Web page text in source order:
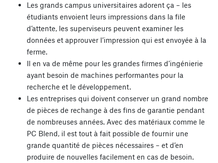
Les grands campus universitaires adorent ça – les
étudiants envoient leurs impressions dans la file
d’attente, les superviseurs peuvent examiner les
données et approuver l’impression qui est envoyée à la
ferme.
Il en va de même pour les grandes firmes d’ingénierie
ayant besoin de machines performantes pour la
recherche et le développement.
Les entreprises qui doivent conserver un grand nombre
de pièces de rechange à des fins de garantie pendant
de nombreuses années. Avec des matériaux comme le
PC Blend, il est tout à fait possible de fournir une
grande quantité de pièces nécessaires – et d’en
produire de nouvelles facilement en cas de besoin.